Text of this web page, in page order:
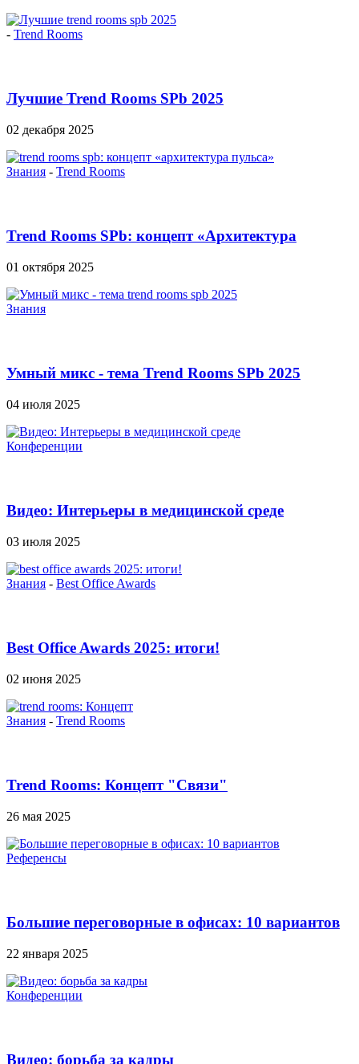
- Trend Rooms
Лучшие Trend Rooms SPb 2025
02 декабря 2025
Знания - Trend Rooms
Trend Rooms SPb: концепт «Aрхитектура
01 октября 2025
Знания
Умный микс - тема Trend Rooms SPb 2025
04 июля 2025
Конференции
Видео: Интерьеры в медицинской среде
03 июля 2025
Знания - Best Office Awards
Best Office Awards 2025: итоги!
02 июня 2025
Знания - Trend Rooms
Trend Rooms: Концепт "Связи"
26 мая 2025
Референсы
Большие переговорные в офисах: 10 вариантов
22 января 2025
Конференции
Видео: борьба за кадры